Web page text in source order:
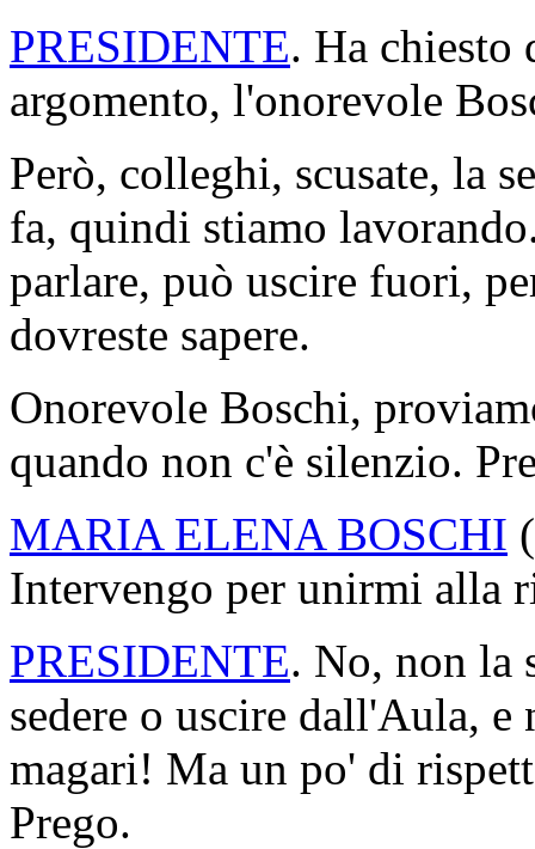
PRESIDENTE. Ha chiesto
argomento, l'onorevole
Però, colleghi, scusate, la
fa, quindi stiamo
parlare, può uscire fuori,
dovreste sapere.
Onorevole Boschi,
quando non c'è silenzio.
MARIA ELENA BOSCHI (
Intervengo per unirmi alla
PRESIDENTE. No, non la
sedere o uscire dall'Aula, e
magari! Ma un po' di
Prego.